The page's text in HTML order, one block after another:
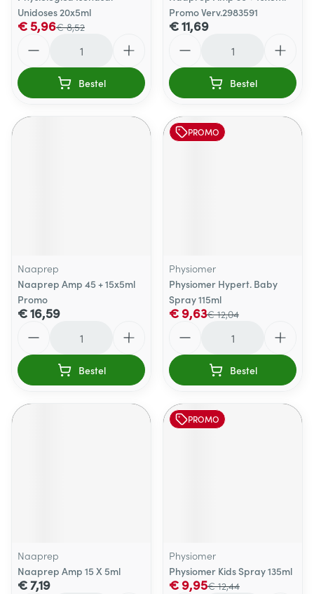
Unidoses 20x5ml
€ 8,52
€ 5,96
Bestel
Promo Verv.2983591
€ 11,69
Bestel
Naaprep
Naaprep Amp 45 + 15x5ml
Promo
€ 16,59
Bestel
PROMO
Physiomer
Physiomer Hypert. Baby
Spray 115ml
€ 12,04
€ 9,63
Bestel
Naaprep
Naaprep Amp 15 X 5ml
€ 7,19
PROMO
Physiomer
Physiomer Kids Spray 135ml
€ 12,44
€ 9,95